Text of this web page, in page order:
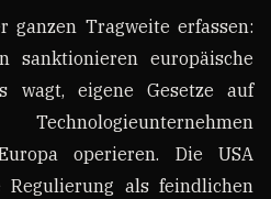
ganzen Tragweite erfassen:
sanktionieren europäische
wagt, eigene Gesetze auf
operieren. Die USA
Regulierung als feindlichen